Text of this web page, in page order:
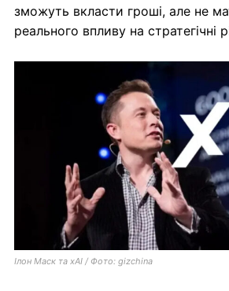
зможуть вкласти гроші, але не
реального впливу на стратегічні
Ілон Маск та xAI / Фото: gizchina